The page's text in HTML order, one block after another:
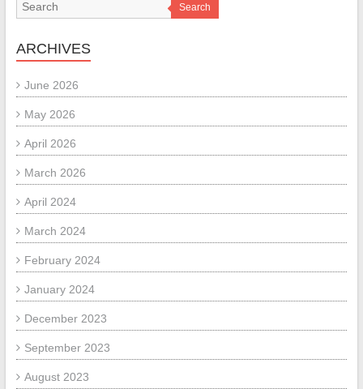
Search
ARCHIVES
June 2026
May 2026
April 2026
March 2026
April 2024
March 2024
February 2024
January 2024
December 2023
September 2023
August 2023